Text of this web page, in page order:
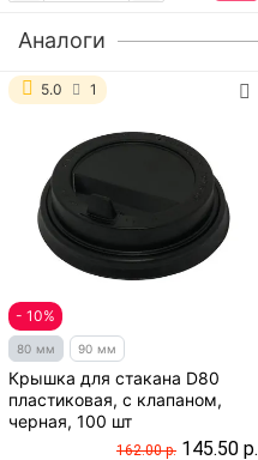
Аналоги
5.0 1
- 10%
80 мм 90 мм
Крышка для стакана D80
пластиковая, с клапаном,
черная, 100 шт
162.00 р. 145.50 р.